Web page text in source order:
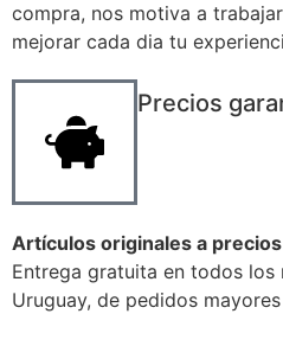
compra, nos motiva a
mejorar cada dia tu
Precios
Artículos originales a
Entrega gratuita en todos los
Uruguay, de pedidos